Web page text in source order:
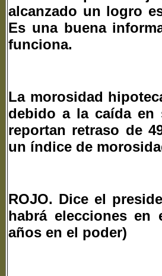
alcanzado un logro
Es una buena
funciona.
La morosidad
debido a la caída en
reportan retraso de
un índice de
ROJO. Dice el
habrá elecciones en
años en el poder)